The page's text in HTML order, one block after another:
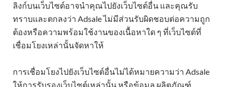
ลิงก์บนเว็บไซต์อาจนำคุณไปยังเว็บไซต์อื่น และคุณรับ
ทราบและตกลงว่า Adsale ไม่มีส่วนรับผิดชอบต่อความถูก
ต้องหรือความพร้อมใช้งานของเนื้อหาใด ๆ ที่เว็บไซต์ที่
เชื่อมโยงเหล่านั้นจัดหาให้
การเชื่อมโยงไปยังเว็บไซต์อื่นไม่ได้หมายความว่า Adsale
ให้การรับรองเว็บไซต์เหล่านั้น หรือข้อมูล ผลิตภัณฑ์